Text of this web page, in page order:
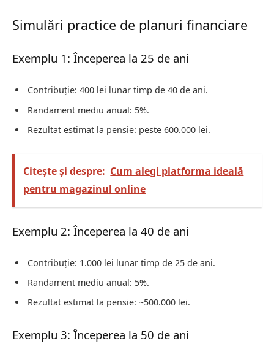
Simulări practice de planuri financiare
Exemplu 1: Începerea la 25 de ani
Contribuție: 400 lei lunar timp de 40 de ani.
Randament mediu anual: 5%.
Rezultat estimat la pensie: peste 600.000 lei.
Citește și despre: Cum alegi platforma ideală
pentru magazinul online
Exemplu 2: Începerea la 40 de ani
Contribuție: 1.000 lei lunar timp de 25 de ani.
Randament mediu anual: 5%.
Rezultat estimat la pensie: ~500.000 lei.
Exemplu 3: Începerea la 50 de ani